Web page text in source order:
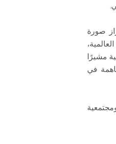
صورة
مشيرًا
في